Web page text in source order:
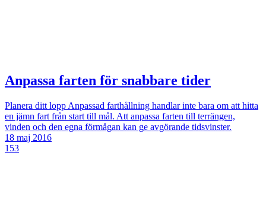
Anpassa farten för snabbare tider
Planera ditt lopp Anpassad farthållning handlar inte bara om att hitta
en jämn fart från start till mål. Att anpassa farten till terrängen,
vinden och den egna förmågan kan ge avgörande tidsvinster.
18 maj 2016
153